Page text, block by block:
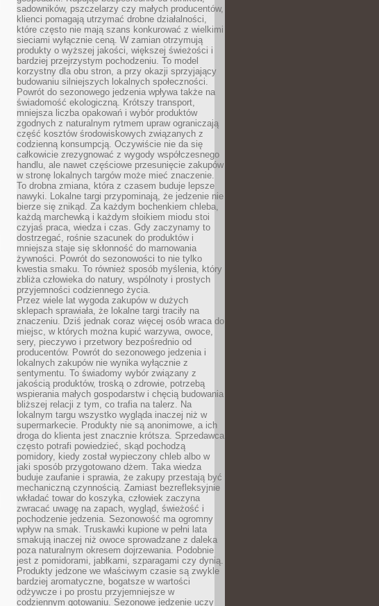
sadowników, pszczelarzy czy małych producentów,
klienci pomagają utrzymać drobne działalności,
które często nie mają szans konkurować z wielkimi
sieciami wyłącznie ceną. W zamian otrzymują
produkty o wyższej jakości, większej świeżości i
bardziej przejrzystym pochodzeniu. To model
korzystny dla obu stron, a przy okazji sprzyjający
budowaniu silniejszych lokalnych społeczności.
Powrót do sezonowego jedzenia wpływa także na
świadomość ekologiczną. Krótszy transport,
mniejsza liczba opakowań i wybór produktów
zgodnych z naturalnym rytmem upraw ograniczają
część kosztów środowiskowych związanych z
codzienną konsumpcją. Oczywiście nie da się
całkowicie zrezygnować z wygody współczesnego
handlu, ale nawet częściowe przesunięcie zakupów
w stronę lokalnych targów może mieć znaczenie.
To drobna zmiana, która z czasem buduje lepsze
nawyki. Lokalne targi przypominają, że jedzenie nie
bierze się znikąd. Za każdym bochenkiem chleba,
każdą marchewką i każdym słoikiem miodu stoi
czyjaś praca, wiedza i czas. Gdy zaczynamy to
dostrzegać, rośnie szacunek do produktów i
mniejsza staje się skłonność do marnowania
żywności. Powrót do sezonowości to nie tylko
kwestia smaku. To również sposób myślenia, który
zbliża człowieka do natury, wspólnoty i prostych
przyjemności codziennego życia.
Przez wiele lat wygoda zakupów w dużych
sklepach sprawiała, że lokalne targi traciły na
znaczeniu. Dziś jednak coraz więcej osób wraca do
miejsc, w których można kupić warzywa, owoce,
sery, pieczywo i przetwory bezpośrednio od
producentów. Powrót do sezonowego jedzenia i
lokalnych zakupów nie wynika wyłącznie z
sentymentu. To świadomy wybór związany z
jakością produktów, troską o zdrowie, potrzebą
wspierania małych gospodarstw i chęcią budowania
bliższej relacji z tym, co trafia na talerz. Na
lokalnym targu wszystko wygląda inaczej niż w
supermarkecie. Produkty nie są anonimowe, a ich
droga do klienta jest znacznie krótsza. Sprzedawca
często potrafi powiedzieć, skąd pochodzą
pomidory, kiedy został wypieczony chleb albo w
jaki sposób przygotowano dżem. Taka wiedza
buduje zaufanie i sprawia, że zakupy przestają być
mechaniczną czynnością. Zamiast bezrefleksyjnie
wkładać towar do koszyka, człowiek zaczyna
zwracać uwagę na zapach, wygląd, świeżość i
pochodzenie jedzenia. Sezonowość ma ogromny
wpływ na smak. Truskawki kupione w pełni lata
smakują inaczej niż owoce sprowadzane z daleka
poza naturalnym okresem dojrzewania. Podobnie
jest z pomidorami, jabłkami, szparagami czy dynią.
Produkty jedzone we właściwym czasie są zwykle
bardziej aromatyczne, bogatsze w wartości
odżywcze i po prostu przyjemniejsze w
codziennym gotowaniu. Sezonowe jedzenie uczy